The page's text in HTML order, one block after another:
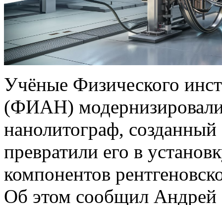
Учёные Физического
(ФИАН)
нанолитограф,
превратили его в
компонентов
Об этом сообщил Андрей